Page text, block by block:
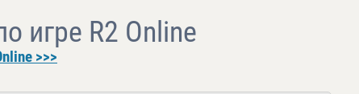
игре R2 Online
>>>